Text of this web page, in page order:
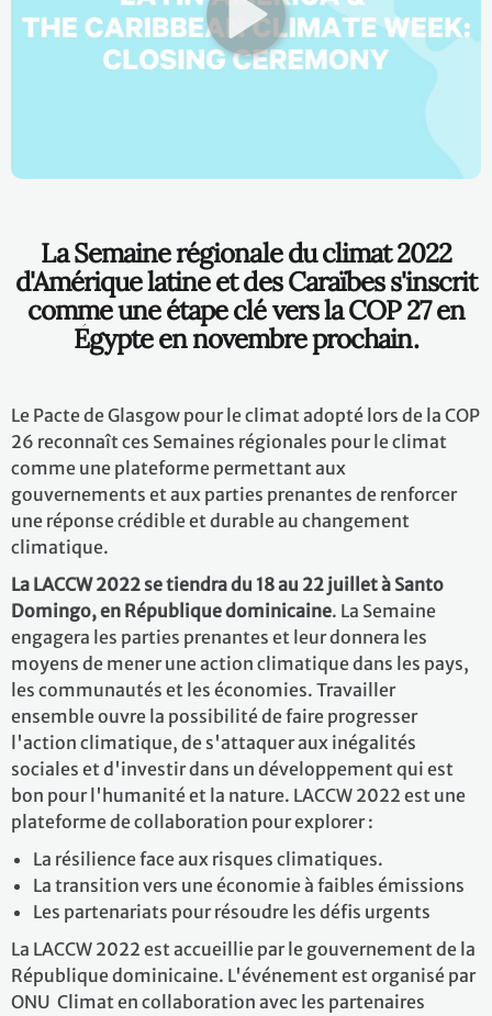
La Semaine régionale du climat 2022
d'Amérique latine et des Caraïbes s'inscrit
comme une étape clé vers la COP 27 en
Égypte en novembre prochain.
Le Pacte de Glasgow pour le climat adopté lors de la COP
26 reconnaît ces Semaines régionales pour le climat
comme une plateforme permettant aux
gouvernements et aux parties prenantes de renforcer
une réponse crédible et durable au changement
climatique.
La LACCW 2022 se tiendra du 18 au 22 juillet à Santo
Domingo, en République dominicaine. La Semaine
engagera les parties prenantes et leur donnera les
moyens de mener une action climatique dans les pays,
les communautés et les économies. Travailler
ensemble ouvre la possibilité de faire progresser
l'action climatique, de s'attaquer aux inégalités
sociales et d'investir dans un développement qui est
bon pour l'humanité et la nature. LACCW 2022 est une
plateforme de collaboration pour explorer :
La résilience face aux risques climatiques.
La transition vers une économie à faibles émissions
Les partenariats pour résoudre les défis urgents
La LACCW 2022 est accueillie par le gouvernement de la
République dominicaine. L'événement est organisé par
ONU Climat en collaboration avec les partenaires